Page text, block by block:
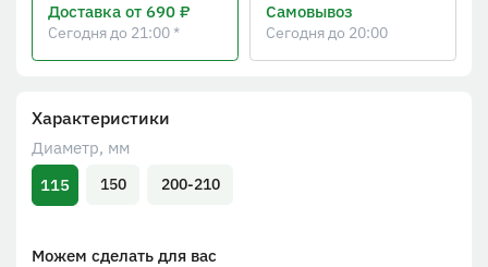
Характеристики
Диаметр, мм
115
150 200-210
Можем сделать для вас
Доставка от 690 ₽
Сегодня до 21:00 *
Самовывоз
Сегодня до 20:00